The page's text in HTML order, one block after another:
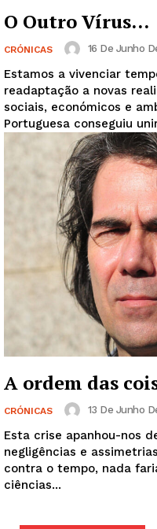
O Outro Vírus…
CRÓNICAS 16 De Junho
Estamos a vivenciar
readaptação a novas
sociais, económicos e
Portuguesa conseguiu
A ordem das
CRÓNICAS 13 De Junho
Esta crise apanhou-nos
negligências e
contra o tempo, nada
ciências...